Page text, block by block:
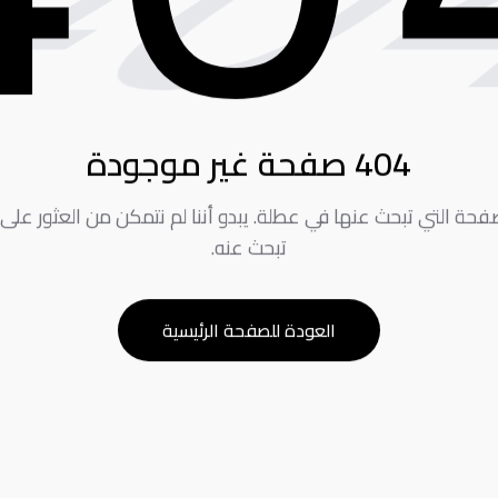
404 صفحة غير موجودة
التي تبحث عنها في عطلة. يبدو أننا لم نتمكن من العثور
تبحث عنه.
العودة للصفحة الرئيسية